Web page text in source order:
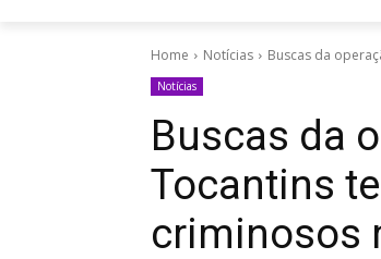
Home Notícias Buscas da
Notícias
Buscas da
Tocantins
criminosos